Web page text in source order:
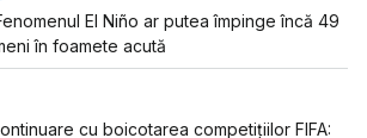
El Niño ar putea împinge încă 49
în foamete acută
cu boicotarea competițiilor FIFA: